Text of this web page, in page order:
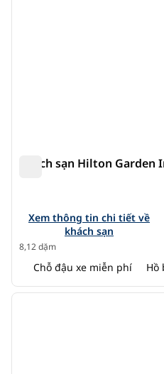
Khách sạn Hilton Garden
Xem chi tiết khách sạn
Xem thông tin chi tiết về
khách sạn
8,12 dặm
Chỗ đậu xe miễn phí Hồ
1/12